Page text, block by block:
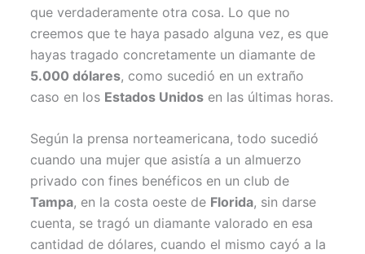
que verdaderamente otra cosa. Lo que no
creemos que te haya pasado alguna vez, es que
hayas tragado concretamente un diamante de
5.000 dólares, como sucedió en un extraño
caso en los Estados Unidos en las últimas horas.
Según la prensa norteamericana, todo sucedió
cuando una mujer que asistía a un almuerzo
privado con fines benéficos en un club de
Tampa, en la costa oeste de Florida, sin darse
cuenta, se tragó un diamante valorado en esa
cantidad de dólares, cuando el mismo cayó a la